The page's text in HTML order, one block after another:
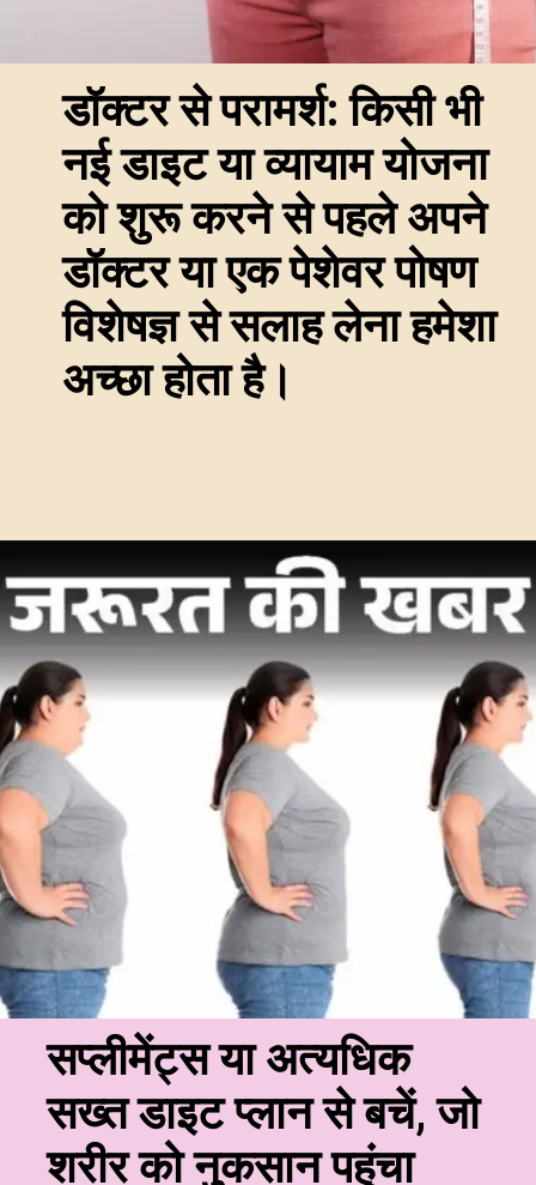
डॉक्टर से परामर्श: किसी भी
नई डाइट या व्यायाम योजना
को शुरू करने से पहले अपने
डॉक्टर या एक पेशेवर पोषण
विशेषज्ञ से सलाह लेना हमेशा
अच्छा होता है।
सप्लीमेंट्स या अत्यधिक
सख्त डाइट प्लान से बचें, जो
शरीर को नुकसान पहुंचा